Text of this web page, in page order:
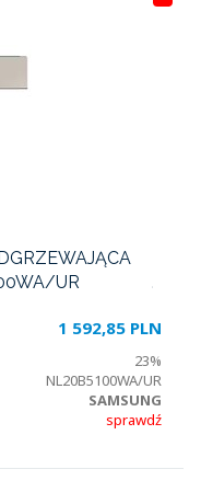
T
UR
1 592,85 PLN
23%
NL20B5100WA/UR
SAMSUNG
sprawdź
HI